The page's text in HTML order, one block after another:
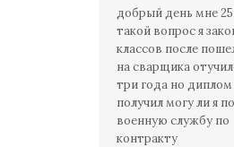
добрый день мне
такой вопрос я
классов после
на сварщика
три года но диплом
получил могу ли я
военную службу по
контракту